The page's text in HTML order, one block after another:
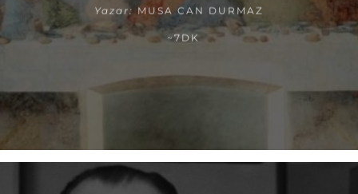
Yazar: MUSA CAN DURMAZ
~7DK